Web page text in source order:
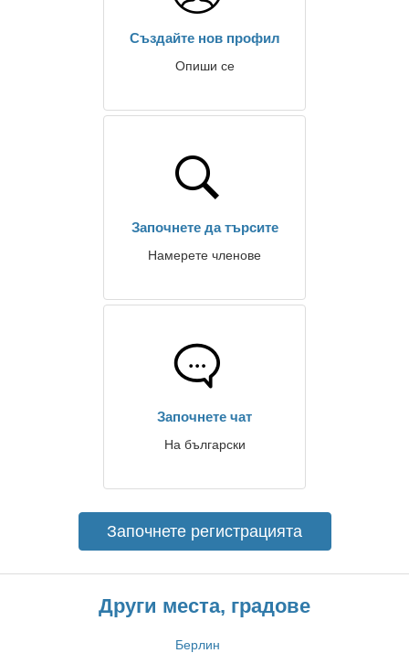
Създайте нов профил
Опиши се
Започнете да търсите
Намерете членове
Започнете чат
На български
Започнете регистрацията
Други места, градове
Берлин